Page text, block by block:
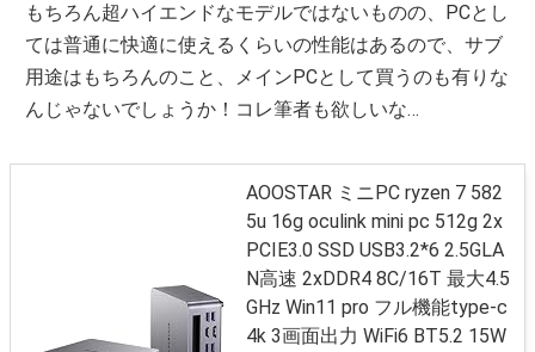
もちろん超ハイエンドなモデルではないものの、PCとし
ては普通に快適に使えるくらいの性能はあるので、サブ
用途はもちろんのこと、メインPCとして買うのも有りな
んじゃないでしょうか！コレ筆者も欲しいな…
AOOSTAR ミニPC ryzen 7 582
5u 16g oculink mini pc 512g 2x
PCIE3.0 SSD USB3.2*6 2.5GLA
N高速 2xDDR4 8C/16T 最大4.5
GHz Win11 pro フル機能type-c
4k 3画面出力 WiFi6 BT5.2 15W